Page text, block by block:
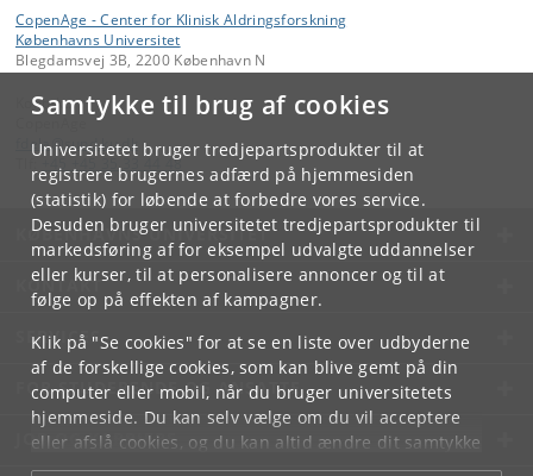
Samtykke til brug af cookies
Universitetet bruger tredjepartsprodukter til at
registrere brugernes adfærd på hjemmesiden
(statistik) for løbende at forbedre vores service.
Desuden bruger universitetet tredjepartsprodukter til
markedsføring af for eksempel udvalgte uddannelser
eller kurser, til at personalisere annoncer og til at
følge op på effekten af kampagner.
Klik på "Se cookies" for at se en liste over udbyderne
af de forskellige cookies, som kan blive gemt på din
computer eller mobil, når du bruger universitetets
hjemmeside. Du kan selv vælge om du vil acceptere
eller afslå cookies, og du kan altid ændre dit samtykke
underCookie- og privatlivspolitiksom du finder i
CopenAge - Center for Klinisk Aldringsforskning
Københavns Universitet
Blegdamsvej 3B, 2200 København N
Kontakt:
fdela@sund.ku.dk
+45 +45 35 33 44 48
KØBENHAVNS UNIVERSITET
KONTAKT
SERVICES
FOR STUDERENDE OG ANSATTE
JOB OG KARRIERE